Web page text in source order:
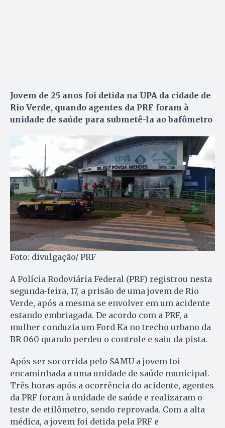
Jovem de 25 anos foi detida na UPA da cidade de
Rio Verde, quando agentes da PRF foram à
unidade de saúde para submetê-la ao bafômetro
Foto: divulgação/ PRF
A Polícia Rodoviária Federal (PRF) registrou nesta
segunda-feira, 17, a prisão de uma jovem de Rio
Verde, após a mesma se envolver em um acidente
estando embriagada. De acordo com a PRF, a
mulher conduzia um Ford Ka no trecho urbano da
BR 060 quando perdeu o controle e saiu da pista.
Após ser socorrida pelo SAMU a jovem foi
encaminhada a uma unidade de saúde municipal.
Três horas após a ocorrência do acidente, agentes
da PRF foram à unidade de saúde e realizaram o
teste de etilômetro, sendo reprovada. Com a alta
médica, a jovem foi detida pela PRF e